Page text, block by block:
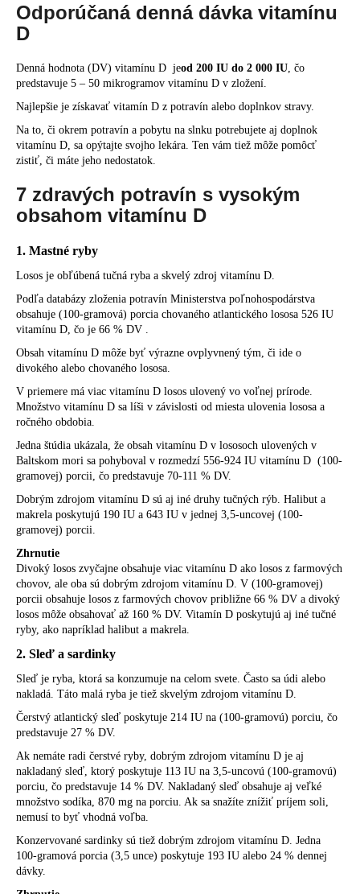
Odporúčaná denná dávka vitamínu
D
Denná hodnota (DV) vitamínu D jeod 200 IU do 2 000 IU , čo
predstavuje 5 – 50 mikrogramov vitamínu D v zložení.
Najlepšie je získavať vitamín D z potravín alebo doplnkov stravy.
Na to, či okrem potravín a pobytu na slnku potrebujete aj doplnok
vitamínu D, sa opýtajte svojho lekára. Ten vám tiež môže pomôcť
zistiť, či máte jeho nedostatok.
7 zdravých potravín s vysokým
obsahom vitamínu D
1. Mastné ryby
Losos je obľúbená tučná ryba a skvelý zdroj vitamínu D.
Podľa databázy zloženia potravín Ministerstva poľnohospodárstva
obsahuje (100-gramová) porcia chovaného atlantického lososa 526 IU
vitamínu D, čo je 66 % DV .
Obsah vitamínu D môže byť výrazne ovplyvnený tým, či ide o
divokého alebo chovaného lososa.
V priemere má viac vitamínu D losos ulovený vo voľnej prírode.
Množstvo vitamínu D sa líši v závislosti od miesta ulovenia lososa a
ročného obdobia.
Jedna štúdia ukázala, že obsah vitamínu D v lososoch ulovených v
Baltskom mori sa pohyboval v rozmedzí 556-924 IU vitamínu D (100-
gramovej) porcii, čo predstavuje 70-111 % DV.
Dobrým zdrojom vitamínu D sú aj iné druhy tučných rýb. Halibut a
makrela poskytujú 190 IU a 643 IU v jednej 3,5-uncovej (100-
gramovej) porcii.
Zhrnutie
Divoký losos zvyčajne obsahuje viac vitamínu D ako losos z farmových
chovov, ale oba sú dobrým zdrojom vitamínu D. V (100-gramovej)
porcii obsahuje losos z farmových chovov približne 66 % DV a divoký
losos môže obsahovať až 160 % DV. Vitamín D poskytujú aj iné tučné
ryby, ako napríklad halibut a makrela.
2. Sleď a sardinky
Sleď je ryba, ktorá sa konzumuje na celom svete. Často sa údi alebo
nakladá. Táto malá ryba je tiež skvelým zdrojom vitamínu D.
Čerstvý atlantický sleď poskytuje 214 IU na (100-gramovú) porciu, čo
predstavuje 27 % DV.
Ak nemáte radi čerstvé ryby, dobrým zdrojom vitamínu D je aj
nakladaný sleď, ktorý poskytuje 113 IU na 3,5-uncovú (100-gramovú)
porciu, čo predstavuje 14 % DV. Nakladaný sleď obsahuje aj veľké
množstvo sodíka, 870 mg na porciu. Ak sa snažíte znížiť príjem soli,
nemusí to byť vhodná voľba.
Konzervované sardinky sú tiež dobrým zdrojom vitamínu D. Jedna
100-gramová porcia (3,5 unce) poskytuje 193 IU alebo 24 % dennej
dávky.